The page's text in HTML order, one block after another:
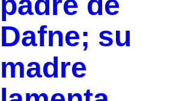
Dafne; su
madre